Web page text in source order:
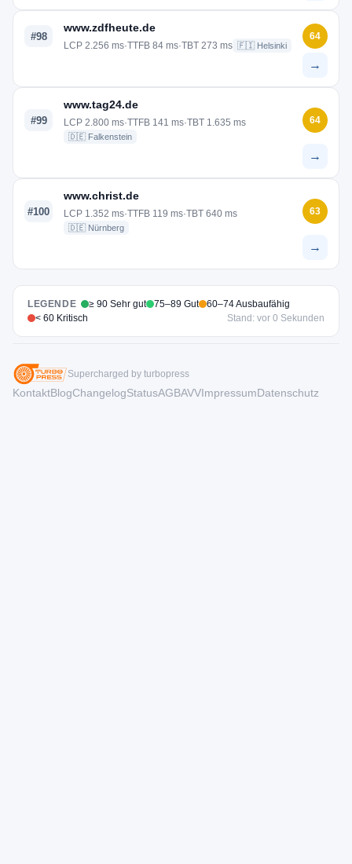
#98
www.zdfheute.de
LCP 2.256 ms·TTFB 84 ms·TBT 273 ms 🇫🇮 Helsinki
64
→
#99
www.tag24.de
LCP 2.800 ms·TTFB 141 ms·TBT 1.635 ms
🇩🇪 Falkenstein
64
→
#100
www.christ.de
LCP 1.352 ms·TTFB 119 ms·TBT 640 ms
🇩🇪 Nürnberg
63
→
LEGENDE ≥ 90 Sehr gut 75–89 Gut
60–74 Ausbaufähig
< 60 Kritisch
Stand: vor 0 Sekunden
Supercharged by turbopress
KontaktBlogChangelogStatusAGBAVVImpressumDatenschutz